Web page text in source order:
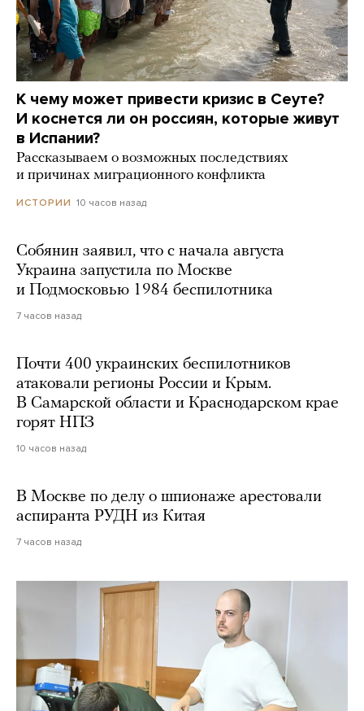
К чему может привести кризис в Сеуте?
И коснется ли он россиян, которые живут
в Испании?
Рассказываем о возможных последствиях
и причинах миграционного конфликта
ИСТОРИИ 10 часов назад
Собянин заявил, что с начала августа
Украина запустила по Москве
и Подмосковью 1984 беспилотника
7 часов назад
Почти 400 украинских беспилотников
атаковали регионы России и Крым.
В Самарской области и Краснодарском крае
горят НПЗ
10 часов назад
В Москве по делу о шпионаже арестовали
аспиранта РУДН из Китая
7 часов назад